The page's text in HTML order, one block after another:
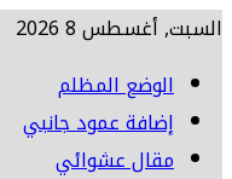
السبت, أغسطس 8 2026
الوضع المظلم
إضافة عمود جانبي
مقال عشوائي